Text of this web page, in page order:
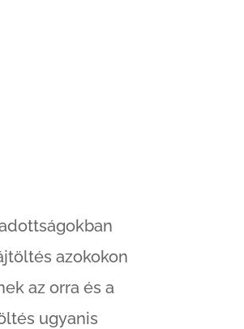
azokokon
az orra és a
ugyanis